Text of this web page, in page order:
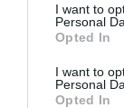
I want to
Personal
Opted In
I want to
Personal
Opted In
Tornato in
Napoli,
spettatore. Il